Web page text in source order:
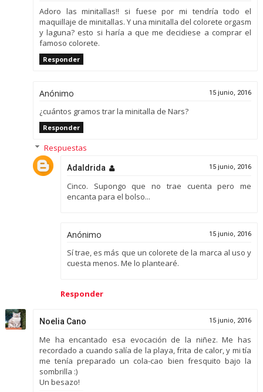
Adoro las minitallas!! si fuese por mi tendría todo el
maquillaje de minitallas. Y una minitalla del colorete orgasm
y laguna? esto si haría a que me decidiese a comprar el
famoso colorete.
Responder
Anónimo 15 junio, 2016
¿cuántos gramos trar la minitalla de Nars?
Responder
Respuestas
Adaldrida 15 junio, 2016
Cinco. Supongo que no trae cuenta pero me
encanta para el bolso...
Anónimo 15 junio, 2016
Sí trae, es más que un colorete de la marca al uso y
cuesta menos. Me lo plantearé.
Responder
Noelia Cano 15 junio, 2016
Me ha encantado esa evocación de la niñez. Me has
recordado a cuando salía de la playa, frita de calor, y mi tía
me tenía preparado un cola-cao bien fresquito bajo la
sombrilla :)
Un besazo!